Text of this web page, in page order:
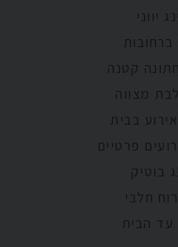
יווני
ברחובות
קטנה
מצווה
בבית
פרטיים
בוטיק
חלבי
עד הבית